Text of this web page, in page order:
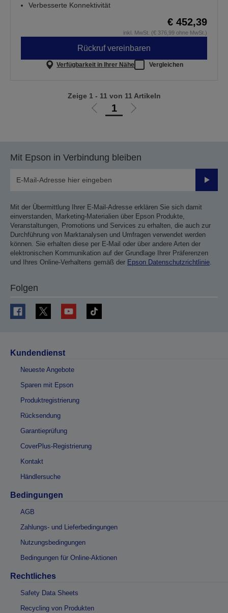
Verbesserte Konnektivität
€ 452,39
inkl. MwSt. (€ 376,99 ohne MwSt.)
Rückruf vereinbaren
Verfügbarkeit in Ihrer Nähe Vergleichen
Zur 1
Zur
Zeige 1 - 11 von 11 Artikeln
Mit Epson in Verbindung bleiben
Mit der Übermittlung Ihrer E-Mail-Adresse erklären Sie sich damit
einverstanden, Marketing-Materialien über Epson Produkte,
Veranstaltungen, Promotions und Services zu erhalten, die auch zur
Durchführung von Marktanalysen und Umfragen verwendet werden
können. Sie erhalten diese per E-Mail oder über andere Arten der
elektronischen Kommunikation auf der Grundlage Ihrer Präferenzen
und Ihres Online-Verhaltens gemäß der Epson Datenschutzrichtlinie.
Folgen
Kundendienst
Neueste Angebote
Sparen mit Epson
Produktregistrierung
Rücksendung
Garantieprüfung
CoverPlus-Registrierung
Kontakt
Händlersuche
Bedingungen
AGB
Zahlungs- und Lieferbedingungen
Nutzungsbedingungen
Bedingungen für Online-Aktionen
Rechtliches
Safety Data Sheets
Recycling von Produkten